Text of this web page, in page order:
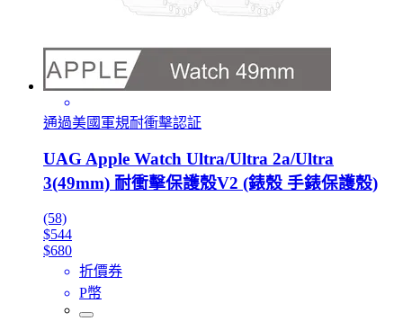
通過美國軍規耐衝擊認証
UAG Apple Watch Ultra/Ultra 2a/Ultra
3(49mm) 耐衝擊保護殼V2 (錶殼 手錶保護殼)
(58)
$544
$680
折價券
P幣